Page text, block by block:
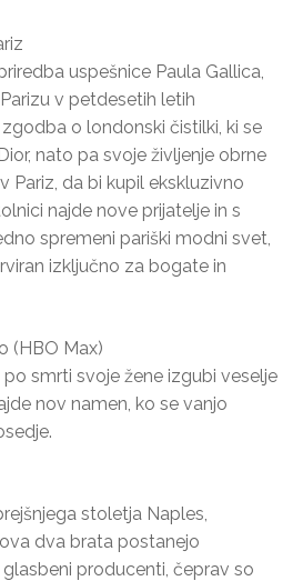
uspešnice Paula Gallica,
v petdesetih letih
o londonski čistilki, ki se
nato pa svoje življenje obrne
Pariz, da bi kupil ekskluzivno
najde nove prijatelje in s
spremeni pariški modni svet,
izključno za bogate in
(HBO Max)
smrti svoje žene izgubi veselje
nov namen, ko se vanjo
stoletja Naples,
dva brata postanejo
producenti, čeprav so